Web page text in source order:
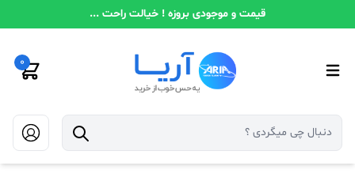
قیمت و موجودی بروزه ! خیالت راحت ...
0